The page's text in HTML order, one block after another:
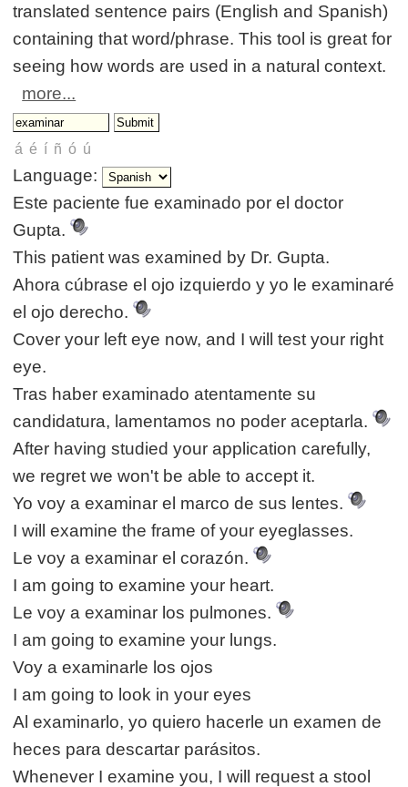
translated sentence pairs (English and Spanish)
containing that word/phrase. This tool is great for
seeing how words are used in a natural context.
more...
Language:
Este paciente fue examinado por el doctor
Gupta.
This patient was examined by Dr. Gupta.
Ahora cúbrase el ojo izquierdo y yo le examinaré
el ojo derecho.
Cover your left eye now, and I will test your right
eye.
Tras haber examinado atentamente su
candidatura, lamentamos no poder aceptarla.
After having studied your application carefully,
we regret we won't be able to accept it.
Yo voy a examinar el marco de sus lentes.
I will examine the frame of your eyeglasses.
Le voy a examinar el corazón.
I am going to examine your heart.
Le voy a examinar los pulmones.
I am going to examine your lungs.
Voy a examinarle los ojos
I am going to look in your eyes
Al examinarlo, yo quiero hacerle un examen de
heces para descartar parásitos.
Whenever I examine you, I will request a stool